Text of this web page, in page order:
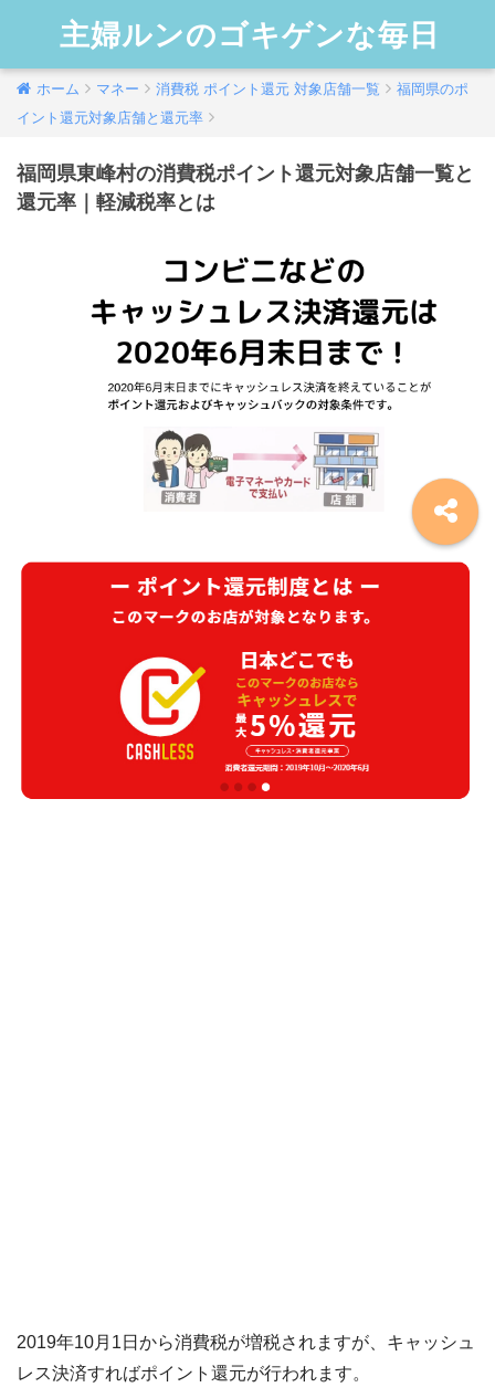
主婦ルンのゴキゲンな毎日
ホーム マネー 消費税 ポイント還元 対象店舗一覧
福岡県のポ
イント還元対象店舗と還元率
福岡県東峰村の消費税ポイント還元対象店舗一覧と
還元率｜軽減税率とは
2019年10月1日から消費税が増税されますが、キャッシュ
レス決済すればポイント還元が行われます。